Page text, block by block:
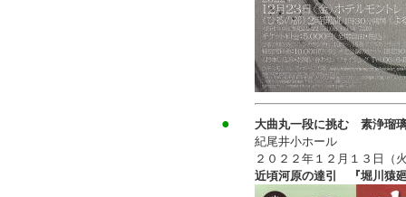
●
大曲丸一段に挑む 素浄瑠
紀尾井小ホール
２０２２年１２月１３日（
近頃河原の達引 『堀川猿